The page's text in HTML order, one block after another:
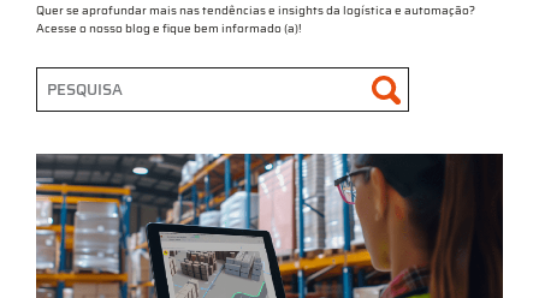
Quer se aprofundar mais nas tendências e insights da logística e automação?
Acesse o nosso blog e fique bem informado (a)!